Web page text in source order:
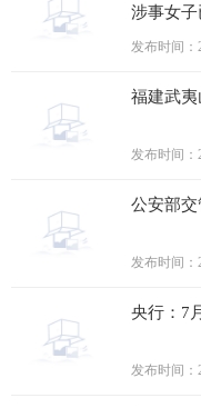
涉事女
发布时间：
福建武
发布时间：
公安部
发布时间：
央行：7
发布时间：